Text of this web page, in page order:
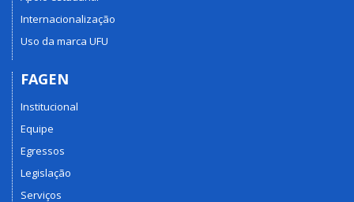
Internacionalização
Uso da marca UFU
FAGEN
Institucional
Equipe
Egressos
Legislação
Serviços